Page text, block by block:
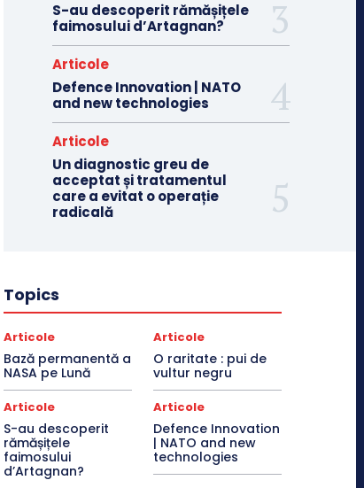
S-au descoperit rămășițele
faimosului d’Artagnan?
Articole
Defence Innovation | NATO
and new technologies
Articole
Un diagnostic greu de
acceptat și tratamentul
care a evitat o operație
radicală
Topics
Articole
Bază permanentă a
NASA pe Lună
Articole
O raritate : pui de
vultur negru
Articole
S-au descoperit
rămășițele
faimosului
d’Artagnan?
Articole
Defence Innovation
| NATO and new
technologies